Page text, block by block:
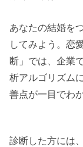
あなたの結婚を
してみよう。恋
断」では、企業
析アルゴリズム
善点が一目でわ
診断した方には、